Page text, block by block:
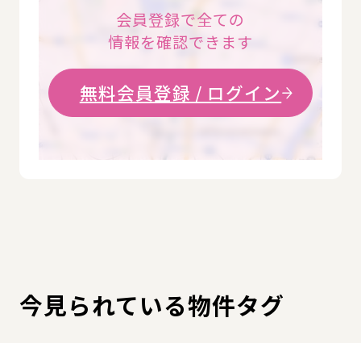
会員登録で全ての
情報を確認できます
無料会員登録 / ログイン
今見られている物件タグ